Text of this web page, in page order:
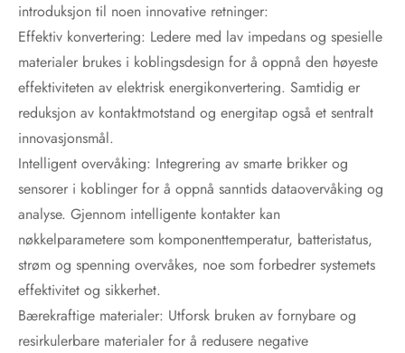
introduksjon til noen innovative retninger:
Effektiv konvertering: Ledere med lav impedans og spesielle
materialer brukes i koblingsdesign for å oppnå den høyeste
effektiviteten av elektrisk energikonvertering. Samtidig er
reduksjon av kontaktmotstand og energitap også et sentralt
innovasjonsmål.
Intelligent overvåking: Integrering av smarte brikker og
sensorer i koblinger for å oppnå sanntids dataovervåking og
analyse. Gjennom intelligente kontakter kan
nøkkelparametere som komponenttemperatur, batteristatus,
strøm og spenning overvåkes, noe som forbedrer systemets
effektivitet og sikkerhet.
Bærekraftige materialer: Utforsk bruken av fornybare og
resirkulerbare materialer for å redusere negative